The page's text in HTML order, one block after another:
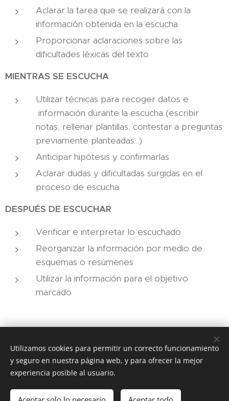
Aclarar la tarea que se realizará con la
información obtenida en la escucha
Proporcionar aclaraciones sobre las
dificultades léxicas del texto
MIENTRAS SE ESCUCHA
Utilizar técnicas para recoger datos e
información durante la escucha (escribir
notas, rellenar plantillas, contestar a preguntas
previamente planteadas...)
Anticipar hipótesis y confirmarlas
Aclarar dudas y dificultadas surgidas en el
proceso de escucha
DESPUÉS DE ESCUCHAR
Verificar e interpretar lo escuchado
Reorganizar la información por medio de
esquemas o resúmenes
Utilizar la información para el objetivo
marcado
IES ZOCO, C/ JOSÉ MARÍA MARTORELL, S/N Córdoba,
Utilizamos cookies para permitir un correcto funcionamiento
y seguro en nuestra página web, y para ofrecer la mejor
experiencia posible al usuario.